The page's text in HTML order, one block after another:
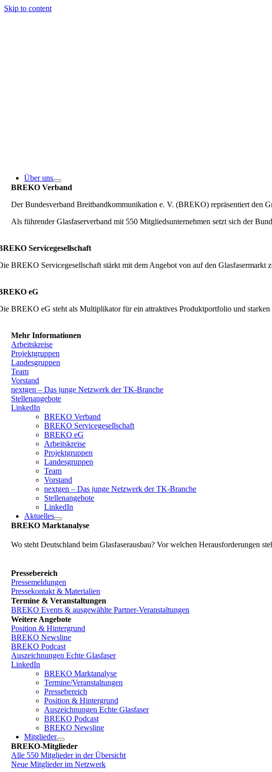
Skip to content
Über uns
BREKO Verband
Der Bundesverband Breitbandkommunikation e. V. (BREKO) repräsentiert den
Als führender Glasfaserverband mit 550 Mitgliedsunternehmen setzt sich der
Servicegesellschaft
BREKO Servicegesellschaft stärkt mit dem Angebot von auf den Glasfasermarkt
eG
BREKO eG steht als Multiplikator für ein attraktives Produktportfolio und
Mehr Informationen
Arbeitskreise
Projektgruppen
Landesgruppen
Team
Vorstand
nextgen – Das junge Netzwerk der TK-Branche
Stellenangebote
LinkedIn
BREKO Verband
BREKO Servicegesellschaft
BREKO eG
Arbeitskreise
Projektgruppen
Landesgruppen
Team
Vorstand
nextgen – Das junge Netzwerk der TK-Branche
Stellenangebote
LinkedIn
Aktuelles
BREKO Marktanalyse
Wo steht Deutschland beim Glasfaserausbau? Vor welchen Herausforderungen
Pressebereich
Pressemeldungen
Pressekontakt & Materialien
Termine & Veranstaltungen
BREKO Events & ausgewählte Partner-Veranstaltungen
Weitere Angebote
Position & Hintergrund
BREKO Newsline
BREKO Podcast
Auszeichnungen Echte Glasfaser
LinkedIn
BREKO Marktanalyse
Termine/Veranstaltungen
Pressebereich
Position & Hintergrund
Auszeichnungen Echte Glasfaser
BREKO Podcast
BREKO Newsline
Mitglieder
BREKO-Mitglieder
Alle 550 Mitglieder in der Übersicht
Neue Mitglieder im Netzwerk